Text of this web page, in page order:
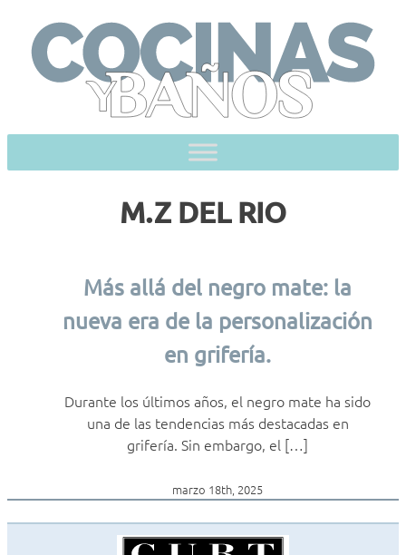
content
M.Z DEL RIO
Más allá del negro mate: la
nueva era de la personalización
en grifería.
Durante los últimos años, el negro mate ha sido
una de las tendencias más destacadas en
grifería. Sin embargo, el […]
marzo 18th, 2025